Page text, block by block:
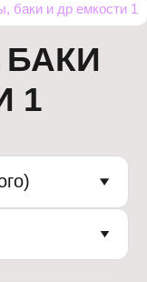
баки и др емкости 1
1